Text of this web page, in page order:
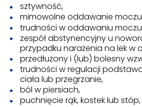
sztywność,
mimowolne oddawanie
trudności w oddawaniu
zespół abstynencyjny u
przypadku narażenia na lek w
przedłużony i (lub) bolesny
trudności w regulacji
ciała lub przegrzanie,
ból w piersiach,
puchnięcie rąk, kostek lub stóp,